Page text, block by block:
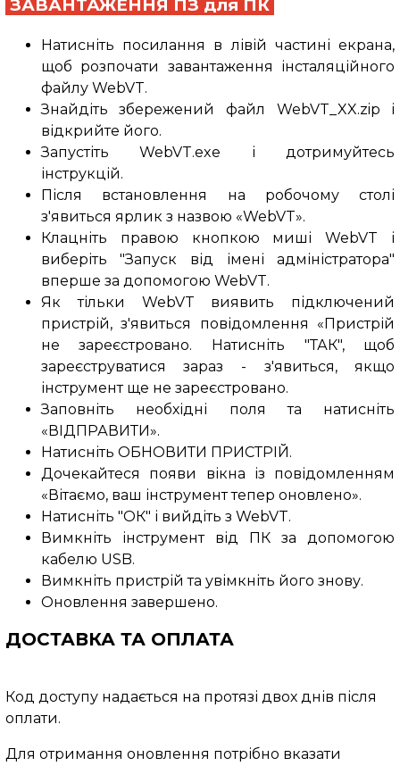
ЗАВАНТАЖЕННЯ ПЗ для ПК
Натисніть посилання в лівій частині екрана,
щоб розпочати завантаження інсталяційного
файлу WebVT.
Знайдіть збережений файл WebVT_XX.zip і
відкрийте його.
Запустіть WebVT.exe і дотримуйтесь
інструкцій.
Після встановлення на робочому столі
з'явиться ярлик з назвою «WebVT».
Клацніть правою кнопкою миші WebVT і
виберіть "Запуск від імені адміністратора"
вперше за допомогою WebVT.
Як тільки WebVT виявить підключений
пристрій, з'явиться повідомлення «Пристрій
не зареєстровано. Натисніть "ТАК", щоб
зареєструватися зараз - з'явиться, якщо
інструмент ще не зареєстровано.
Заповніть необхідні поля та натисніть
«ВІДПРАВИТИ».
Натисніть ОБНОВИТИ ПРИСТРІЙ.
Дочекайтеся появи вікна із повідомленням
«Вітаємо, ваш інструмент тепер оновлено».
Натисніть "ОК" і вийдіть з WebVT.
Вимкніть інструмент від ПК за допомогою
кабелю USB.
Вимкніть пристрій та увімкніть його знову.
Оновлення завершено.
ДОСТАВКА ТА ОПЛАТА
Код доступу надається на протязі двох днів після
оплати.
Для отримання оновлення потрібно вказати